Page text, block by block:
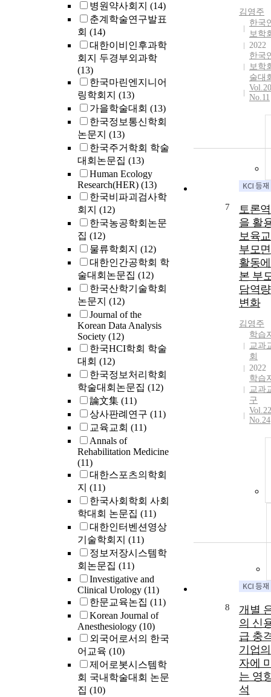
병원약사회지 (14)
춘계학술연구발표
회 (14)
대한이비인후과학
회지 두경부외과학
(13)
한국마린엔지니어
링학회지 (13)
가을학술대회 (13)
한국정보통신학회
논문지 (13)
한국주거학회 학술
대회논문집 (13)
Human Ecology
Research(HER) (13)
한국비파괴검사학
회지 (12)
한국농공학회논문
집 (12)
물류학회지 (12)
대한인간공학회 학
술대회논문집 (12)
한국산학기술학회
논문지 (12)
Journal of the
Korean Data Analysis
Society (12)
한국HCI학회 학술
대회 (12)
한국정보처리학회
학술대회논문집 (12)
論文集 (11)
상사판례연구 (11)
교육교회 (11)
Annals of
Rehabilitation Medicine
(11)
대한스포츠의학회
지 (11)
한국사회학회 사회
학대회 논문집 (11)
대한인터벤션영상
기술학회지 (11)
정보저장시스템학
회논문집 (11)
Investigative and
Clinical Urology (11)
한문교육논집 (11)
Korean Journal of
Anesthesiology (10)
외국어로서의 한국
어교육 (10)
제어로봇시스템학
회 국내학술대회 논문
집 (10)
김영주
한국
보학
2022
한국
보학
술대
No.11
7
토론
을 활
보육
부모
활동
본 부
담역
변화
김영주
학습
교과
회
2022
학습
교과
구
Vol.22
No.24
8
개별
의 신
급 충
기업
자에
는 영
석